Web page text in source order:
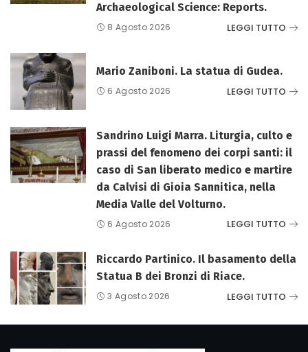
Archaeological Science: Reports.
8 Agosto 2026 LEGGI TUTTO
Mario Zaniboni. La statua di Gudea.
6 Agosto 2026 LEGGI TUTTO
Sandrino Luigi Marra. Liturgia, culto e
prassi del fenomeno dei corpi santi: il
caso di San liberato medico e martire
da Calvisi di Gioia Sannitica, nella
Media Valle del Volturno.
6 Agosto 2026 LEGGI TUTTO
Riccardo Partinico. Il basamento della
Statua B dei Bronzi di Riace.
3 Agosto 2026 LEGGI TUTTO